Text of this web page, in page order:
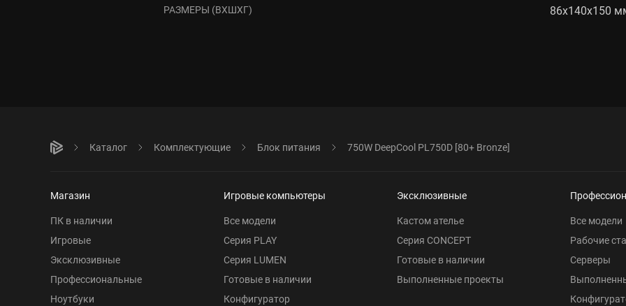
РАЗМЕРЫ (ВXШXГ) 86x140x150
Каталог Комплектующие Блок питания 750W DeepCool PL750D [80+ Bronze]
Магазин
ПК в наличии
Игровые
Эксклюзивные
Профессиональные
Ноутбуки
Игровые компьютеры
Все модели
Серия PLAY
Серия LUMEN
Готовые в наличии
Конфигуратор
Эксклюзивные
Кастом ателье
Серия CONCEPT
Готовые в наличии
Выполненные проекты
Все модели
Рабочие
Серверы